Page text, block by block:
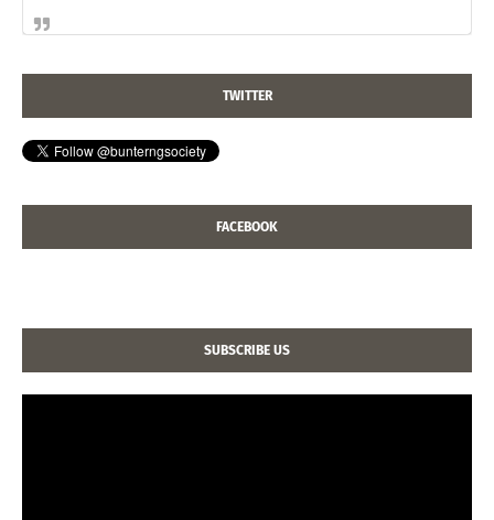
TWITTER
FACEBOOK
SUBSCRIBE US